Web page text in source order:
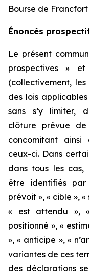
Bourse de Francfort
Énoncés
Le présent
prospectives »
(collectivement,
des lois
sans s’y limiter,
clôture prévue
concomitant
ceux-ci. Dans
dans tous les cas,
être identifiés
prévoit », « cible »,
« est attendu »,
positionné », «
», « anticipe », «
variantes de ces
des déclarations